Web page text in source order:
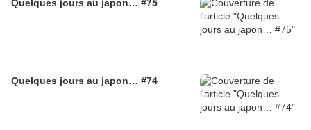
Quelques jours au japon… #75
Quelques jours au japon… #74